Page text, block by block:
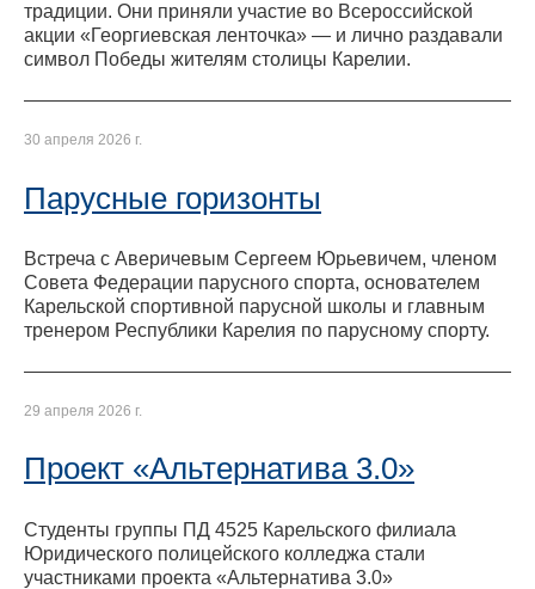
традиции. Они приняли участие во Всероссийской
акции «Георгиевская ленточка» — и лично раздавали
символ Победы жителям столицы Карелии.
30 апреля 2026 г.
Парусные горизонты
Встреча с Аверичевым Сергеем Юрьевичем, членом
Совета Федерации парусного спорта, основателем
Карельской спортивной парусной школы и главным
тренером Республики Карелия по парусному спорту.
29 апреля 2026 г.
Проект «Альтернатива 3.0»
Студенты группы ПД 4525 Карельского филиала
Юридического полицейского колледжа стали
участниками проекта «Альтернатива 3.0»